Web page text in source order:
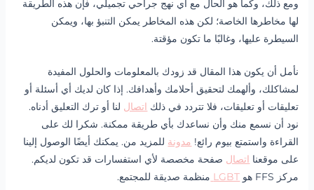
ومع ذلك، وكما هو الحال مع أي نهج جراحي تجميلي، فإن هذه الطريقة
لها مخاطرها الخاصة؛ لكن هذه المخاطر يمكن التنبؤ بها، ويمكن
السيطرة عليها، وغالبًا ما تكون مؤقتة.
نأمل أن يكون هذا المقال قد زودك بالمعلومات والحلول المفيدة
لمشاكلك، وألهمك لتحقيق أحلامك وأهدافك. إذا كان لديك أي أسئلة أو
تعليقات أو تعليقات، فلا تتردد في ذلك اتصال لنا أو ترك التعليق أدناه.
نود أن نسمع منك وأن نساعدك بأي طريقة ممكنة. شكرا لك على
القراءة واستمتع بيوم رائع! مدونة للمزيد من. يمكنك أيضًا الوصول إلينا
على موقعنا اتصال صفحة مخصصة لأي استفسارات قد تكون لديكم.
مركز FFS هو
LGBT منظمة صديقة للمجتمع.